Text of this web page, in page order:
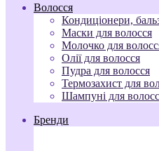
Волосся
Кондиціонери,
Маски для волосся
Молочко для
Олії для волосся
Пудра для волосся
Термозахист для
Шампуні для
Бренди